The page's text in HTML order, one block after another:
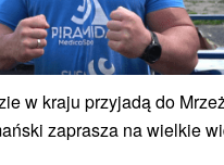
w kraju przyjadą do
zaprasza na wielkie